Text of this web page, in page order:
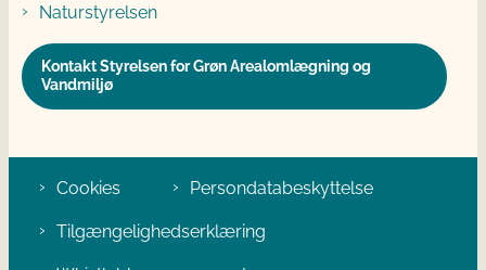
Naturstyrelsen
Kontakt Styrelsen for Grøn Arealomlægning og
Vandmiljø
Cookies Persondatabeskyttelse
Tilgængelighedserklæring